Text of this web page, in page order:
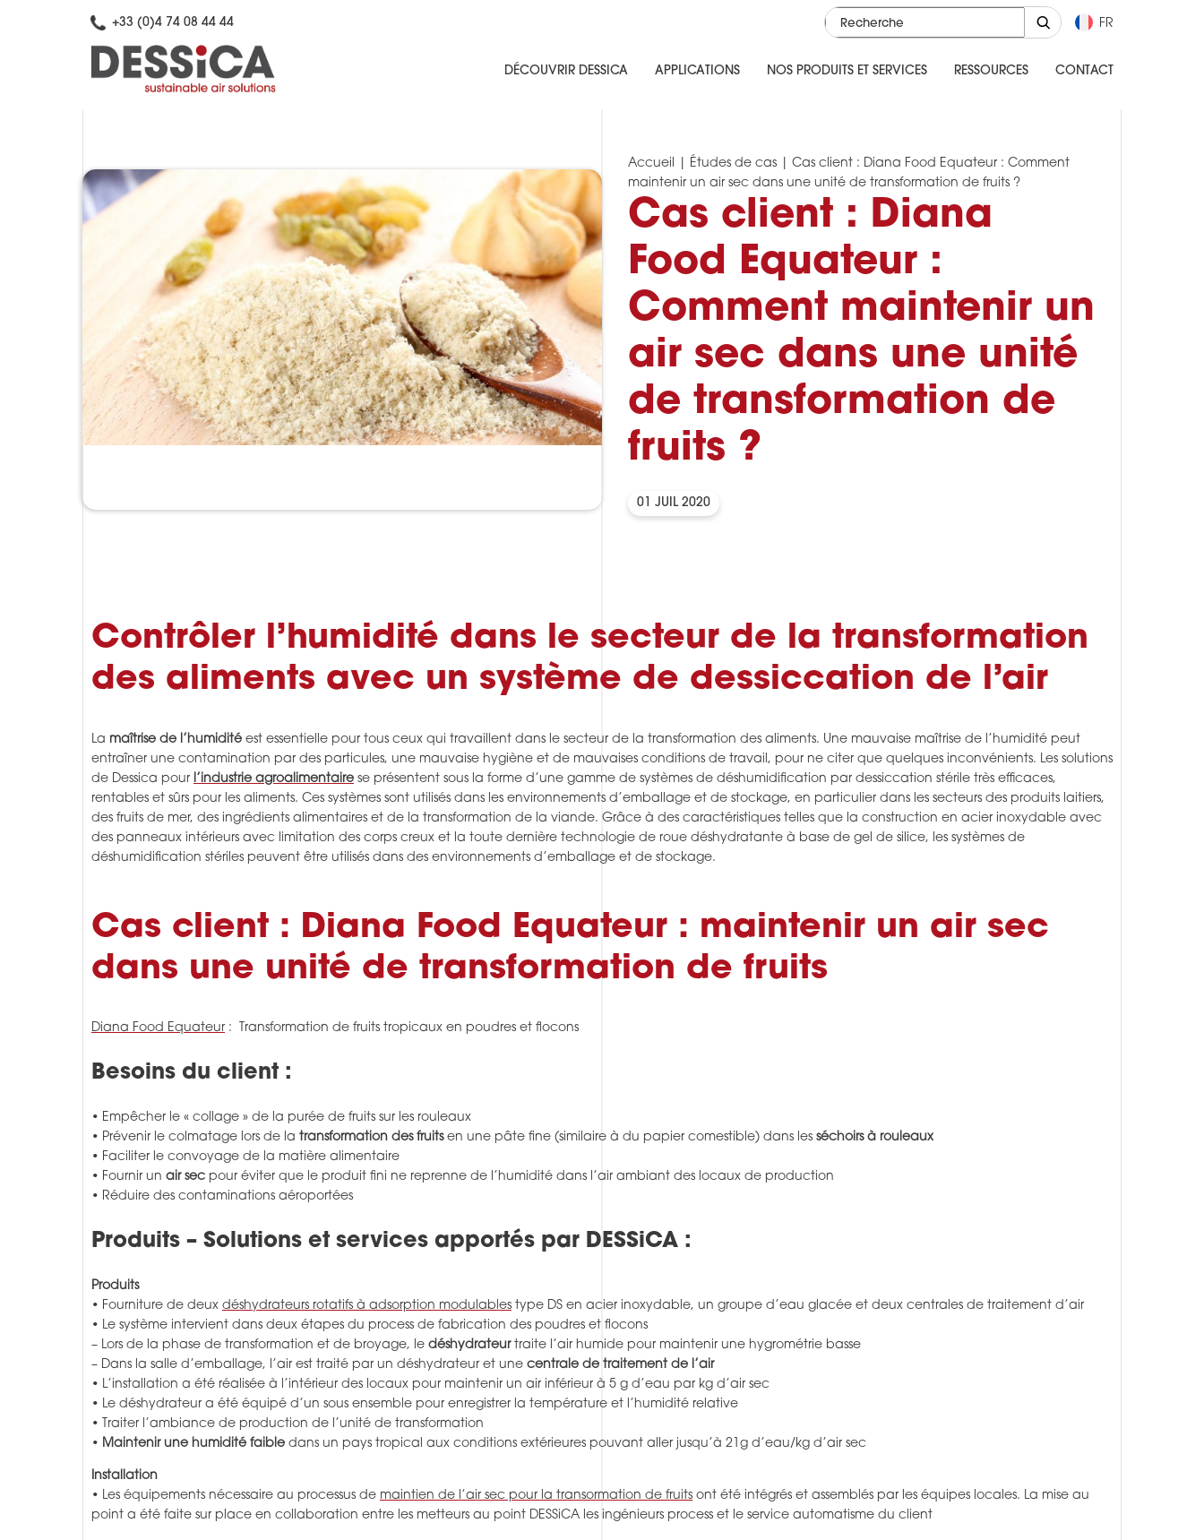
+33 (0)4 74 08 44 44 FR
DÉCOUVRIR DESSICA APPLICATIONS NOS PRODUITS ET SERVICES RESSOURCES CONTACT
Accueil Études de cas
Cas client : Diana Food Equateur : Comment
maintenir un air sec dans une unité de transformation de fruits ?
Cas client : Diana
Food Equateur :
Comment maintenir un
air sec dans une unité
de transformation de
fruits ?
01 JUIL 2020
Contrôler l’humidité dans le secteur de la transformation
des aliments avec un système de dessiccation de l’air
La maîtrise de l’humidité est essentielle pour tous ceux qui travaillent dans le secteur de la transformation des aliments. Une mauvaise maîtrise de l’humidité peut
entraîner une contamination par des particules, une mauvaise hygiène et de mauvaises conditions de travail, pour ne citer que quelques inconvénients. Les solutions
de Dessica pour l’industrie agroalimentaire se présentent sous la forme d’une gamme de systèmes de déshumidification par dessiccation stérile très efficaces,
rentables et sûrs pour les aliments. Ces systèmes sont utilisés dans les environnements d’emballage et de stockage, en particulier dans les secteurs des produits laitiers,
des fruits de mer, des ingrédients alimentaires et de la transformation de la viande. Grâce à des caractéristiques telles que la construction en acier inoxydable avec
des panneaux intérieurs avec limitation des corps creux et la toute dernière technologie de roue déshydratante à base de gel de silice, les systèmes de
déshumidification stériles peuvent être utilisés dans des environnements d’emballage et de stockage.
Cas client : Diana Food Equateur : maintenir un air sec
dans une unité de transformation de fruits
Diana Food Equateur : Transformation de fruits tropicaux en poudres et flocons
Besoins du client :
• Empêcher le « collage » de la purée de fruits sur les rouleaux
• Prévenir le colmatage lors de la transformation des fruitsen une pâte fine (similaire à du papier comestible) dans les séchoirs à rouleaux
• Faciliter le convoyage de la matière alimentaire
• Fournir un air sec pour éviter que le produit fini ne reprenne de l’humidité dans l’air ambiant des locaux de production
• Réduire des contaminations aéroportées
Produits – Solutions et services apportés par DESSiCA :
Produits
• Fourniture de deux déshydrateurs rotatifs à adsorption modulables type DS en acier inoxydable, un groupe d’eau glacée et deux centrales de traitement d’air
• Le système intervient dans deux étapes du process de fabrication des poudres et flocons
– Lors de la phase de transformation et de broyage, le déshydrateurtraite l’air humide pour maintenir une hygrométrie basse
– Dans la salle d’emballage, l’air est traité par un déshydrateur et une centrale de traitement de l’air
• L’installation a été réalisée à l’intérieur des locaux pour maintenir un air inférieur à 5 g d’eau par kg d’air sec
• Le déshydrateur a été équipé d’un sous ensemble pour enregistrer la température et l’humidité relative
• Traiter l’ambiance de production de l’unité de transformation
• Maintenir une humidité faible dans un pays tropical aux conditions extérieures pouvant aller jusqu’à 21g d’eau/kg d’air sec
Installation
• Les équipements nécessaire au processus de maintien de l’air sec pour la transormation de fruits ont été intégrés et assemblés par les équipes locales. La mise au
point a été faite sur place en collaboration entre les metteurs au point DESSiCA les ingénieurs process et le service automatisme du client